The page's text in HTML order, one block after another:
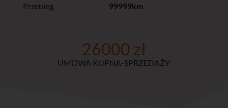
Przebieg
99999km
26000 zł
UMOWA KUPNA-SPRZEDAŻY